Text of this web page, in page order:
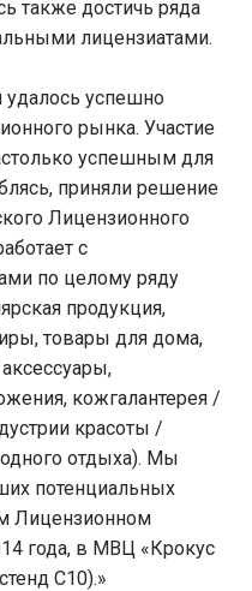
также достичь ряда
лицензиатами.
удалось успешно
рынка. Участие
успешным для
приняли решение
Лицензионного
с
по целому ряду
продукция,
товары для дома,
кожгалантерея /
красоты /
отдыха). Мы
потенциальных
Лицензионном
года, в МВЦ «Крокус
С10).»